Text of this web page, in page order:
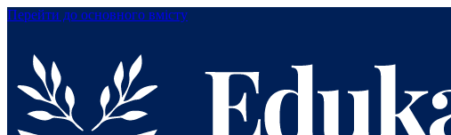
Перейти до основного вмісту